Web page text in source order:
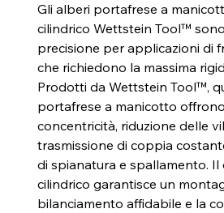
Gli alberi portafrese a
cilindrico Wettstein Tool™
precisione per applicazioni di
che richiedono la massima
Prodotti da Wettstein Tool™,
portafrese a manicotto
concentricità, riduzione delle
trasmissione di coppia
di spianatura e spallamento. Il
cilindrico garantisce un
bilanciamento affidabile e la